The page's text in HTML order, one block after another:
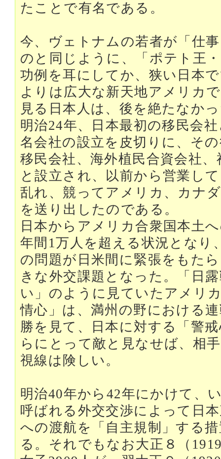
たことで有名である。
今、ヴェトナムの若者が「仕
のと同じように、「ポテト王
功例を耳にしてか、狭い日本
よりは広大な新天地アメリカ
見る日本人は、後を絶たなか
明治24年、日本最初の移民会
名会社の設立を皮切りに、そ
移民会社、海外植民合資会社
と設立され、以前から営業し
乱れ、競ってアメリカ、カナ
を送り出したのである。
日本からアメリカ合衆国本土
年間1万人を超える状況となり
の問題が日米間に緊張をもた
きな外交課題となった。「日
い」のように見ていたアメリ
情心」は、満州の野における
勝を見て、日本に対する「警
らにとって敵と見なせば、相
視線は険しい。
明治40年から42年にかけて、
呼ばれる外交交渉によって日
への渡航を「自主規制」する
る。それでもなお大正８（